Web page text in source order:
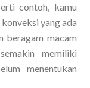
contoh, kamu
yang ada
beragam macam
memiliki
menentukan